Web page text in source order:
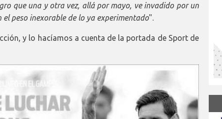
que una y otra vez, allá por mayo, ve invadido por un
peso inexorable de lo ya experimentado".
y lo hacíamos a cuenta de la portada de Sport de